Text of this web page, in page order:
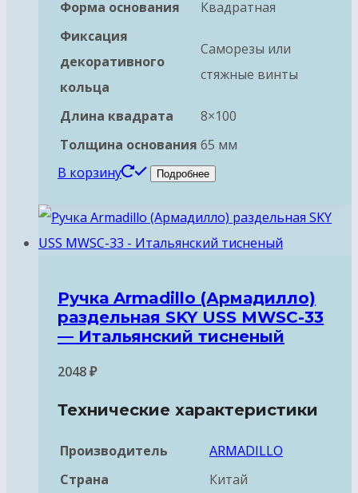
Форма основания
Квадратная
Фиксация
декоративного
кольца
Саморезы или
стяжные винты
Длина квадрата
8×100
Толщина основания 65 мм
В корзину
Подробнее
Ручка Armadillo (Армадилло)
раздельная SKY USS MWSC-33
— Итальянский тисненый
2048₽
Технические характеристики
Производитель
ARMADILLO
Страна
Китай